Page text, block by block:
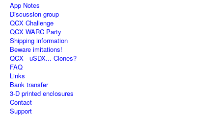
App Notes
Discussion group
QCX Challenge
QCX WARC Party
Shipping information
Beware imitations!
QCX - uSDX... Clones?
FAQ
Links
Bank transfer
3-D printed enclosures
Contact
Support